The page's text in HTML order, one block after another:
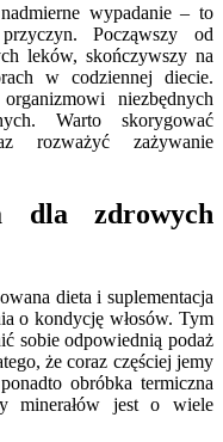
wypadanie – to
Począwszy od
leków, skończywszy na
w codziennej diecie.
niezbędnych
Warto skorygować
rozważyć zażywanie
dla zdrowych
dieta i suplementacja
o kondycję włosów. Tym
sobie odpowiednią podaż
że coraz częściej jemy
obróbka termiczna
minerałów jest o wiele